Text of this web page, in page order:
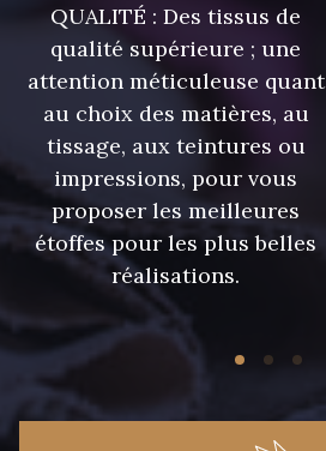
QUALITÉ : Des tissus de
qualité supérieure ; une
attention méticuleuse quant
au choix des matières, au
tissage, aux teintures ou
impressions, pour vous
proposer les meilleures
étoffes pour les plus belles
réalisations.